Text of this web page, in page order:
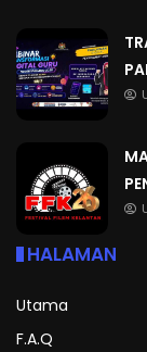
HALAMAN
Utama
F.A.Q